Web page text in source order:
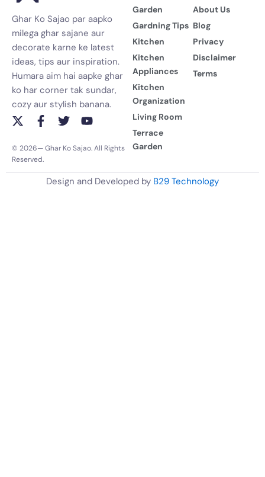
Ghar Ko Sajao par aapko
milega ghar sajane aur
decorate karne ke latest
ideas, tips aur inspiration.
Humara aim hai aapke ghar
ko har corner tak sundar,
cozy aur stylish banana.
X
t
w
F
c
e
o
T
i
e
r
Y
u
b
© 2026— Ghar Ko Sajao. All Rights
Reserved.
Garden
Gardning Tips
Kitchen
Kitchen
Appliances
Kitchen
Organization
Living Room
Terrace
Garden
About Us
Blog
Privacy
Disclaimer
Terms
Design and Developed by B29 Technology